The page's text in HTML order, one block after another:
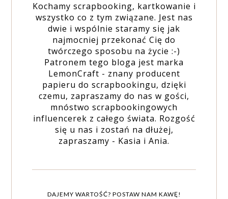
Kochamy scrapbooking, kartkowanie i
wszystko co z tym związane. Jest nas
dwie i wspólnie staramy się jak
najmocniej przekonać Cię do
twórczego sposobu na życie :-)
Patronem tego bloga jest marka
LemonCraft - znany producent
papieru do scrapbookingu, dzięki
czemu, zapraszamy do nas w gości,
mnóstwo scrapbookingowych
influencerek z całego świata. Rozgość
się u nas i zostań na dłużej,
zapraszamy - Kasia i Ania.
DAJEMY WARTOŚĆ? POSTAW NAM KAWĘ!